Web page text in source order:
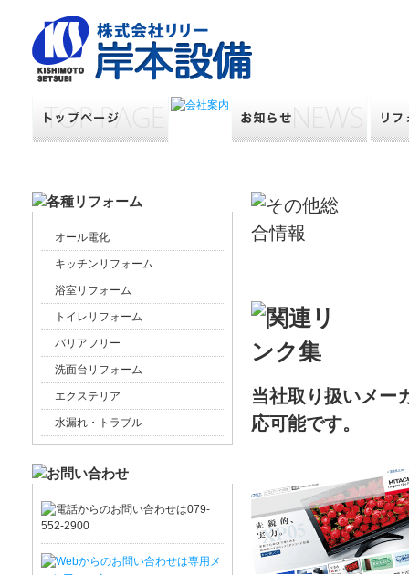
当社取り扱いメー
応可能です。
オール電化
キッチンリフォーム
浴室リフォーム
トイレリフォーム
バリアフリー
洗面台リフォーム
エクステリア
水漏れ・トラブル